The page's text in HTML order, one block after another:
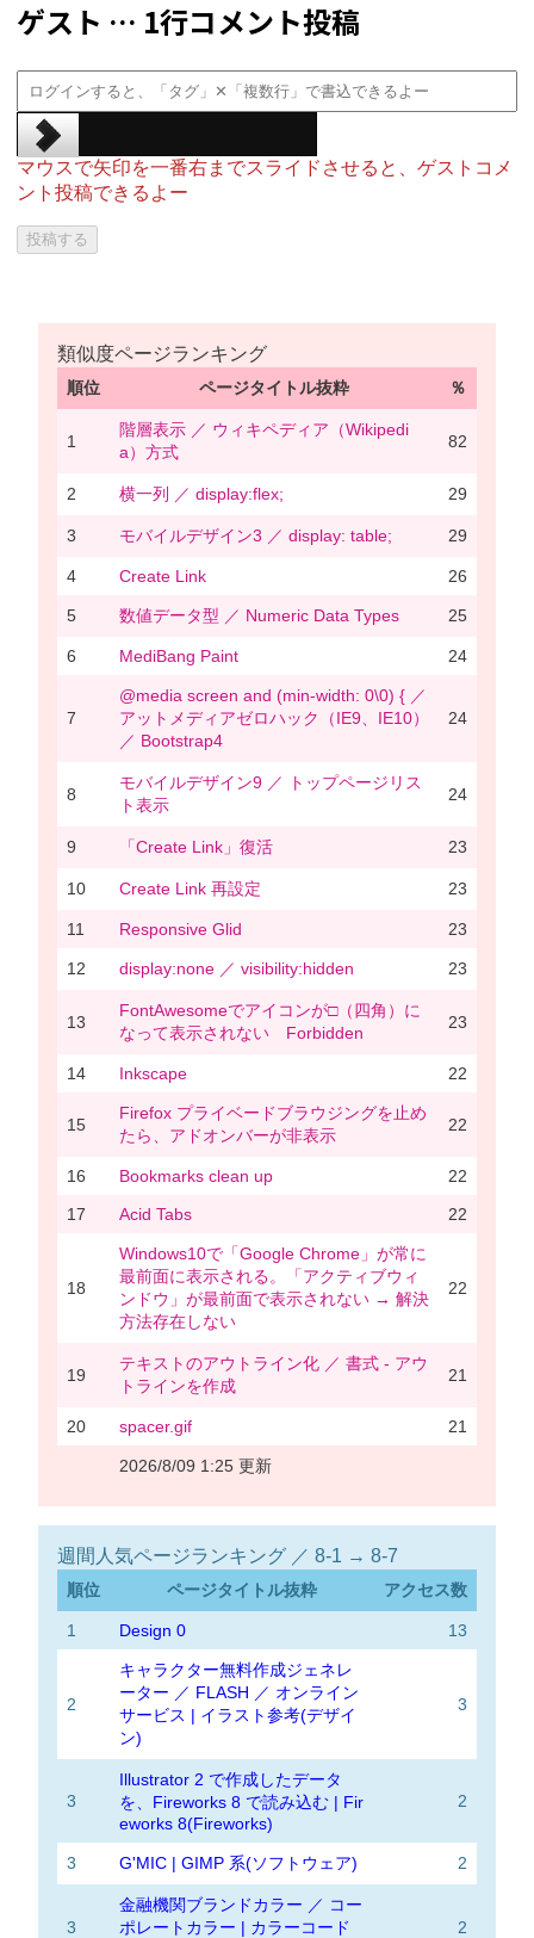
ゲスト … 1行コメント投稿
マウスで矢印を一番右までスライドさせると、ゲストコメ
ント投稿できるよー
類似度ページランキング
順位 ページタイトル抜粋 ％
1
階層表示 ／ ウィキペディア（Wikipedi
a）方式
82
2 横一列 ／ display:flex; 29
3 モバイルデザイン3 ／ display: table; 29
4 Create Link 26
5 数値データ型 ／ Numeric Data Types 25
6 MediBang Paint 24
7
@media screen and (min-width: 0\0) { ／
アットメディアゼロハック（IE9、IE10）
／ Bootstrap4
24
8
モバイルデザイン9 ／ トップページリス
ト表示
24
9 「Create Link」復活 23
10 Create Link 再設定 23
11 Responsive Glid 23
12 display:none ／ visibility:hidden 23
13
FontAwesomeでアイコンが□（四角）に
なって表示されない Forbidden
23
14 Inkscape 22
15
Firefox プライベードブラウジングを止め
たら、アドオンバーが非表示
22
16 Bookmarks clean up
22
17
Acid Tabs 22
18
Windows10で「Google Chrome」が常に
最前面に表示される。「アクティブウィ
ンドウ」が最前面で表示されない → 解決
方法存在しない
22
19
テキストのアウトライン化 ／ 書式 - アウ
トラインを作成
21
20 spacer.gif 21
2026/8/09 1:25 更新
週間人気ページランキング ／ 8-1 → 8-7
順位 ページタイトル抜粋 アクセス数
1 Design 0 13
2
キャラクター無料作成ジェネレ
ーター ／ FLASH ／ オンライン
サービス | イラスト参考(デザイ
ン)
3
3
Illustrator 2 で作成したデータ
を、Fireworks 8 で読み込む | Fir
eworks 8(Fireworks)
2
3 G'MIC | GIMP 系(ソフトウェア) 2
3
金融機関ブランドカラー ／ コー
ポレートカラー | カラーコード
2